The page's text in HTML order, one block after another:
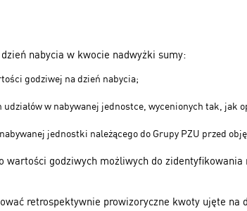
nabycia w kwocie nadwyżki sumy:
godziwej na dzień nabycia;
w nabywanej jednostce, wycenionych tak, jak
jednostki należącego do Grupy PZU przed
wartości godziwych możliwych do
retrospektywnie prowizoryczne kwoty ujęte na